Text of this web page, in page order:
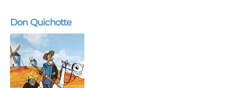
Don Quichotte